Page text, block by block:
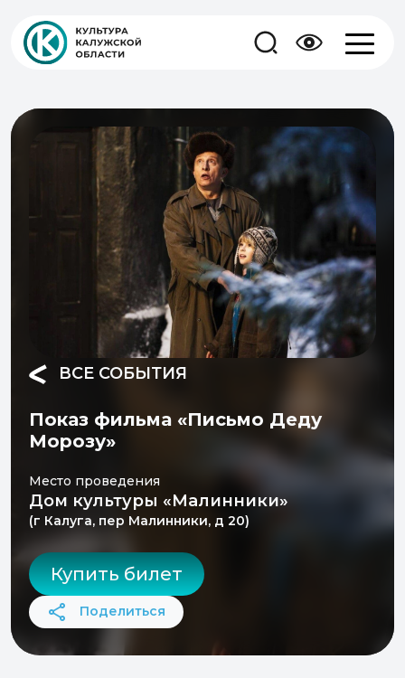
ВСЕ СОБЫТИЯ
Показ фильма «Письмо Деду
Морозу»
Место проведения
Дом культуры «Малинники»
(г Калуга, пер Малинники, д 20)
Купить билет
Поделиться